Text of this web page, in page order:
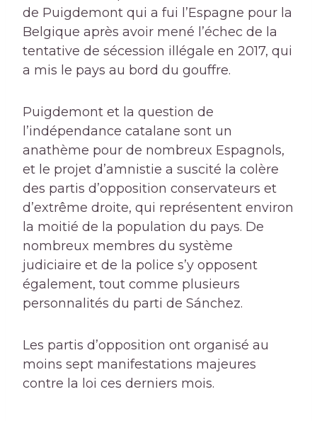
de Puigdemont qui a fui l’Espagne pour la
Belgique après avoir mené l’échec de la
tentative de sécession illégale en 2017, qui
a mis le pays au bord du gouffre.
Puigdemont et la question de
l’indépendance catalane sont un
anathème pour de nombreux Espagnols,
et le projet d’amnistie a suscité la colère
des partis d’opposition conservateurs et
d’extrême droite, qui représentent environ
la moitié de la population du pays. De
nombreux membres du système
judiciaire et de la police s’y opposent
également, tout comme plusieurs
personnalités du parti de Sánchez.
Les partis d’opposition ont organisé au
moins sept manifestations majeures
contre la loi ces derniers mois.